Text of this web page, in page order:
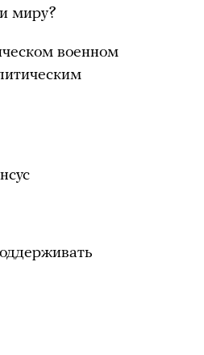
миру?
военном